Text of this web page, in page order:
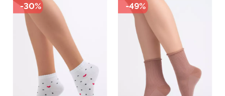
-30% -49%